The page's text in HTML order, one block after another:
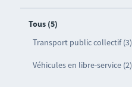
Tous (5)
Transport public collectif (3)
Véhicules en libre-service (2)